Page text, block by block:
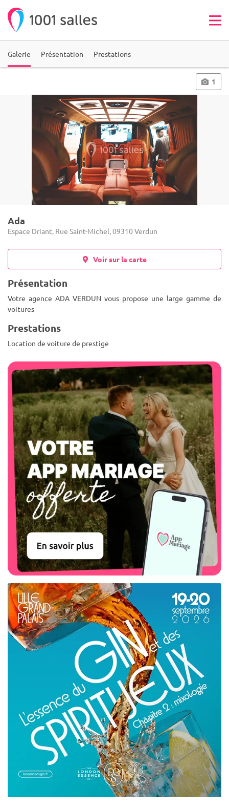
Galerie Présentation Prestations
1
Ada
Espace Driant, Rue Saint-Michel, 09310 Verdun
Voir sur la carte
Présentation
Votre agence ADA VERDUN vous propose une large gamme de
voitures
Prestations
Location de voiture de prestige